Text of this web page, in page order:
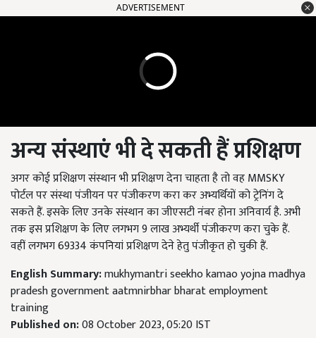
ADVERTISEMENT
अन्य संस्थाएं भी दे सकती हैं प्रशिक्षण
अगर कोई प्रशिक्षण संस्थान भी प्रशिक्षण देना चाहता है तो वह MMSKY
पोर्टल पर संस्था पंजीयन पर पंजीकरण करा कर अभ्यर्थियों को ट्रेनिंग दे
सकते हैं. इसके लिए उनके संस्थान का जीएसटी नंबर होना अनिवार्य है. अभी
तक इस प्रशिक्षण के लिए लगभग 9 लाख अभ्यर्थी पंजीकरण करा चुके हैं.
वहीं लगभग 69334 कंपनियां प्रशिक्षण देने हेतु पंजीकृत हो चुकी हैं.
English Summary:mukhymantri seekho kamao yojna madhya
pradesh government aatmnirbhar bharat employment
training
Published on:08 October 2023, 05:20 IST